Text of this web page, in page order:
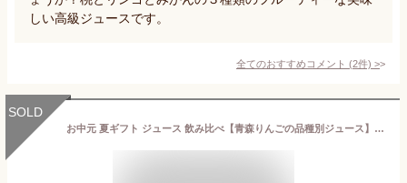
しい高級ジュースです。
全てのおすすめコメント (2件) >
SOLD
お中元 夏ギフト ジュース 飲み比べ【青森りんごの品種別ジュース】青森のりんご専門店 あら、りんご。りんごジュース 無添加 リンゴジュース 高級ジュース ジュースセット 果物ジュース 出産内祝い フルーツジュース 飲み比べセット